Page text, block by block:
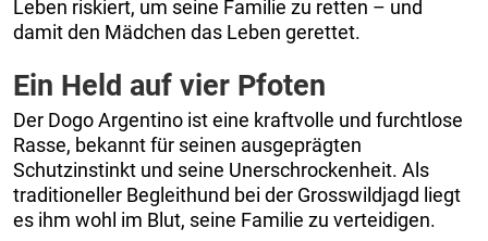
Leben riskiert, um seine Familie zu retten – und
damit den Mädchen das Leben gerettet.
Ein Held auf vier Pfoten
Der Dogo Argentino ist eine kraftvolle und furchtlose
Rasse, bekannt für seinen ausgeprägten
Schutzinstinkt und seine Unerschrockenheit. Als
traditioneller Begleithund bei der Grosswildjagd liegt
es ihm wohl im Blut, seine Familie zu verteidigen.